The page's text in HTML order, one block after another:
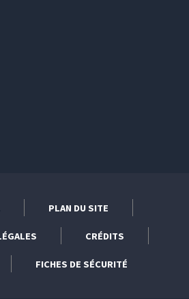
PLAN DU SITE
CRÉDITS
FICHES DE SÉCURITÉ